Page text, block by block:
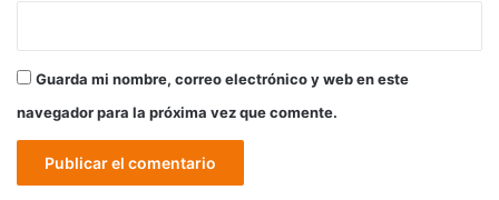
Guarda mi nombre, correo electrónico y web en este
navegador para la próxima vez que comente.